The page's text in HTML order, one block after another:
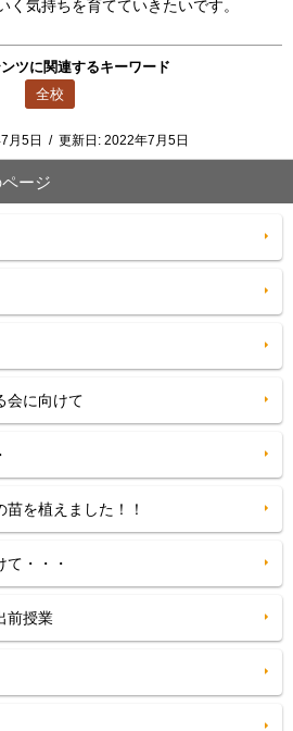
く気持ちを育てていきたいです。
ツに関連するキーワード
全校
月5日 / 更新日: 2022年7月5日
ージ
に向けて
を植えました！！
・・・
前授業